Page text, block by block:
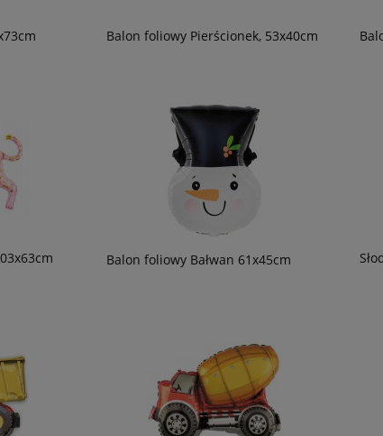
Balon foliowy Pierścionek, 53x40cm
Balon foliowy Bałwan 61x45cm